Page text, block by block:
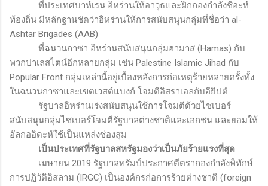
ที่ประเทศบาห์เรน อิหร่านให้อาวุธและฝึกกองกำลังชีอะห์
ท้องถิ่น มีหลักฐานชัดว่าอิหร่านให้การสนับสนุนกลุ่มที่ชื่อว่า al-
Ashtar Brigades (AAB)
ที่ฉนวนกาซา อิหร่านสนับสนุนกลุ่มฮามาส (Hamas) กับ
พวกปาเลสไตน์อีกหลายกลุ่ม เช่น Palestine Islamic Jihad กับ
Popular Front กลุ่มเหล่านี้อยู่เบื้องหลังการก่อเหตุร้ายหลายครั้งทั้ง
ในฉนวนกาซาและเขตเวสต์แบงก์ โจมตีอิสราเอลกับอียิปต์
รัฐบาลอิหร่านเร่งสนับสนุนใช้การโจมตีด้วยไซเบอร์
สนับสนุนกลุ่มไซเบอร์โจมตีรัฐบาลต่างชาติและเอกชน และยอมให้
อัลกออิดะห์ใช้เป็นแหล่งซ่องสุม
เป็นประเทศที่รัฐบาลสหรัฐมองว่าเป็นภัยร้ายแรงที่สุด
เมษายน 2019 รัฐบาลทรัมป์ประกาศตีตรากองกำลังพิทักษ์
การปฏิวัติอิสลาม (IRGC) เป็นองค์กรก่อการร้ายต่างชาติ (foreign